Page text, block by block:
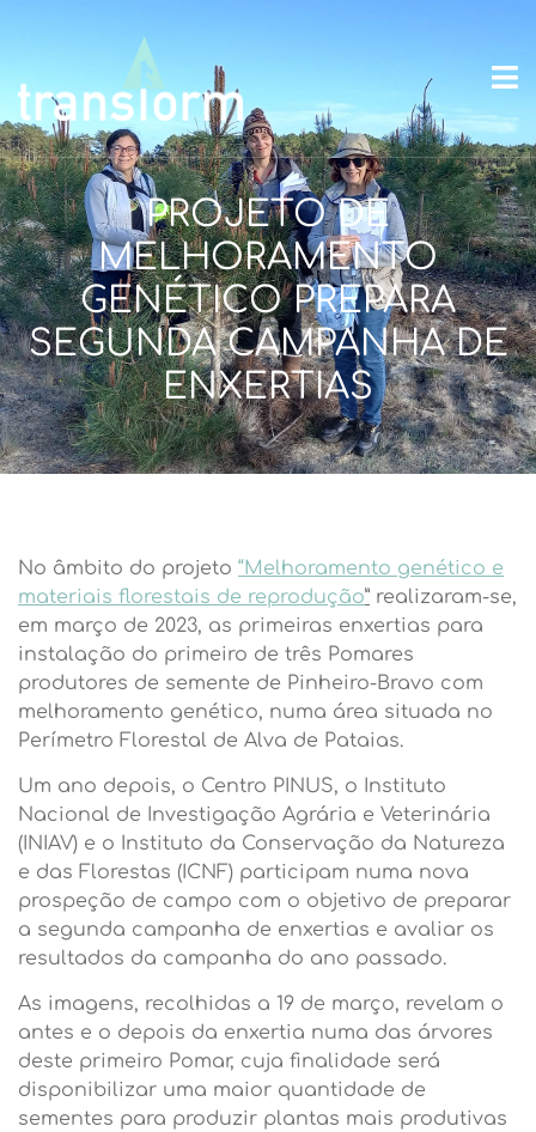
PROJETO DE
MELHORAMENTO
GENÉTICO PREPARA
SEGUNDA CAMPANHA DE
ENXERTIAS
No âmbito do projeto “Melhoramento genético e
materiais florestais de reprodução” realizaram-se,
em março de 2023, as primeiras enxertias para
instalação do primeiro de três Pomares
produtores de semente de Pinheiro-Bravo com
melhoramento genético, numa área situada no
Perímetro Florestal de Alva de Pataias.
Um ano depois, o Centro PINUS, o Instituto
Nacional de Investigação Agrária e Veterinária
(INIAV) e o Instituto da Conservação da Natureza
e das Florestas (ICNF) participam numa nova
prospeção de campo com o objetivo de preparar
a segunda campanha de enxertias e avaliar os
resultados da campanha do ano passado.
As imagens, recolhidas a 19 de março, revelam o
antes e o depois da enxertia numa das árvores
deste primeiro Pomar, cuja finalidade será
disponibilizar uma maior quantidade de
sementes para produzir plantas mais produtivas